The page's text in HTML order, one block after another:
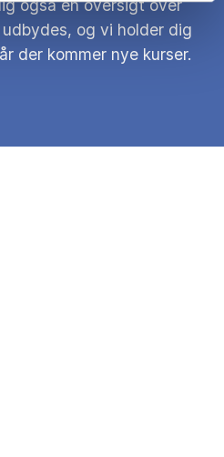
også en oversigt over
og vi holder dig
der kommer nye kurser.